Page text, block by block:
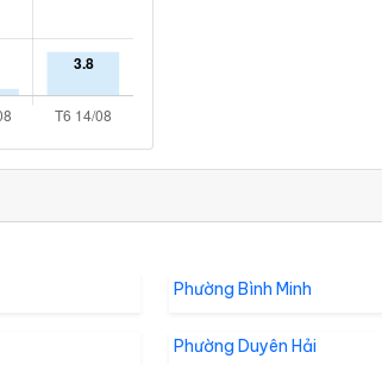
Phường Bình Minh
Phường Duyên Hải